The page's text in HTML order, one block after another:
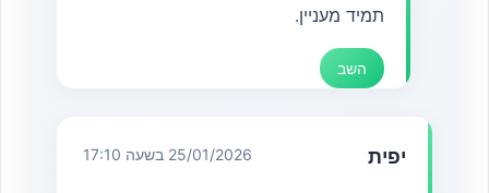
תמיד מעניין.
השב
יפית 25/01/2026 בשעה 17:10